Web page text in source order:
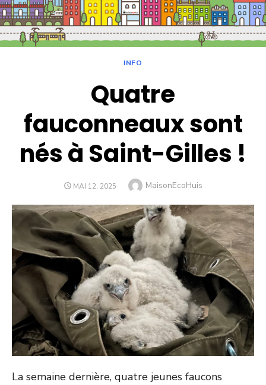
INFO
Quatre
fauconneaux sont
nés à Saint-Gilles !
POSTED
MAI 12, 2025 Author
MaisonEcoHuis
La semaine dernière, quatre jeunes faucons